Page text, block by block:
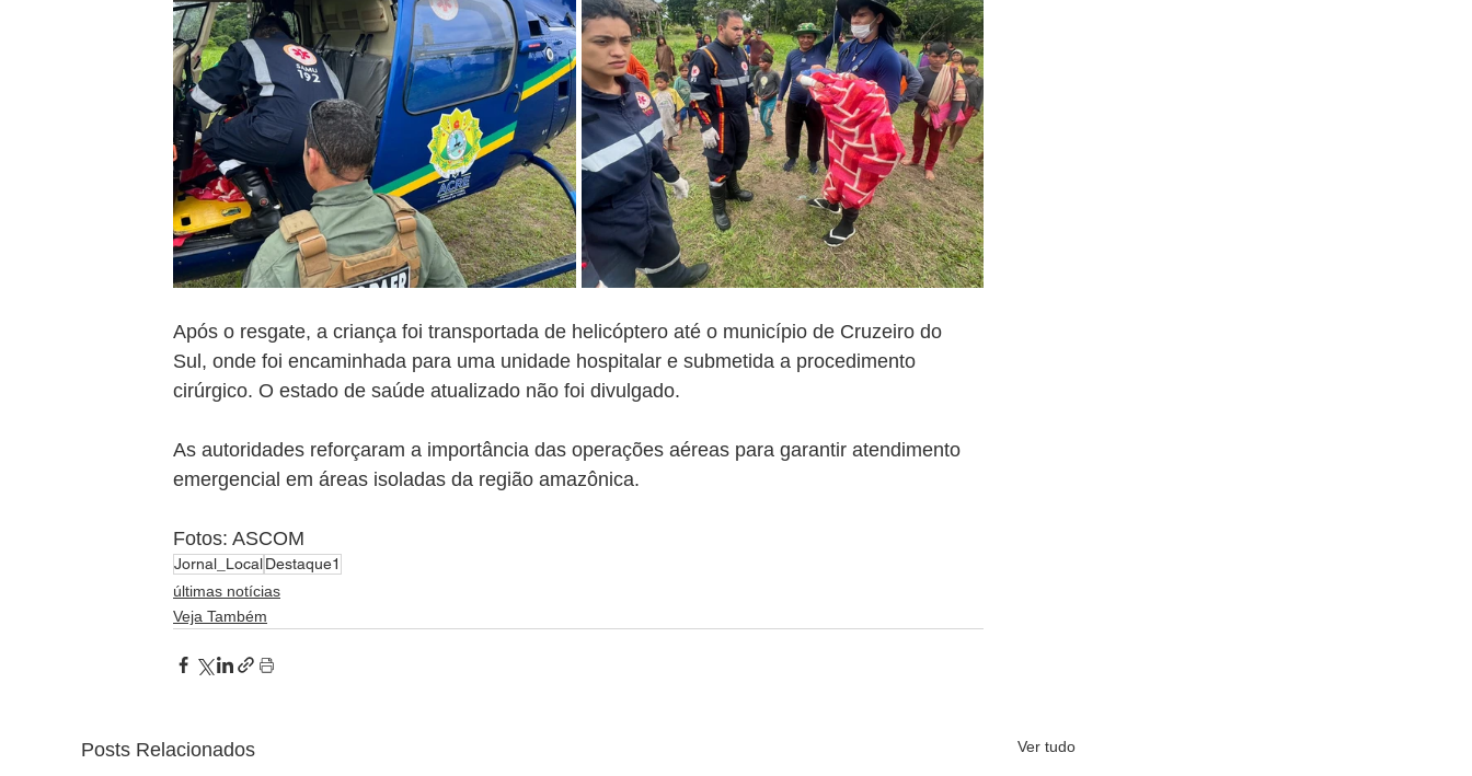
Após o resgate, a criança foi transportada de helicóptero até o município de Cruzeiro do
Sul, onde foi encaminhada para uma unidade hospitalar e submetida a procedimento
cirúrgico. O estado de saúde atualizado não foi divulgado.
As autoridades reforçaram a importância das operações aéreas para garantir atendimento
emergencial em áreas isoladas da região amazônica.
Fotos: ASCOM
Jornal_LocalDestaque1
últimas notícias
Veja Também
Posts Relacionados Ver tudo